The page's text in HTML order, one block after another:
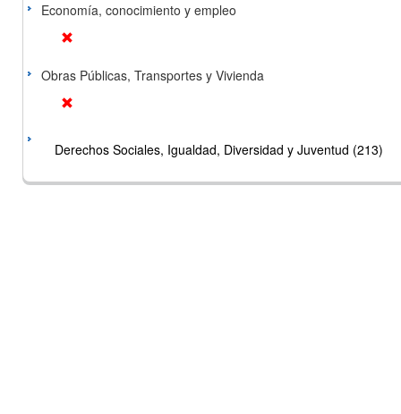
Economía, conocimiento y empleo
Obras Públicas, Transportes y Vivienda
Derechos Sociales, Igualdad, Diversidad y Juventud (213)